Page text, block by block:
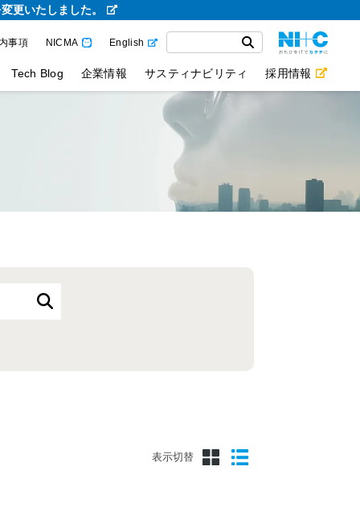
更いたしました。
事項 NICMA English
Tech Blog 企業情報 サスティナビリティ 採用情報
表示切替